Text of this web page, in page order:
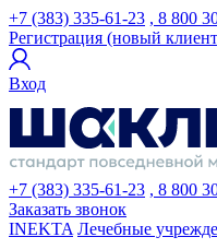
+7 (383) 335-61-23 , 8 800
Регистрация (новый
Вход
+7 (383) 335-61-23 , 8 800
Заказать звонок
INEKTA Лечебные